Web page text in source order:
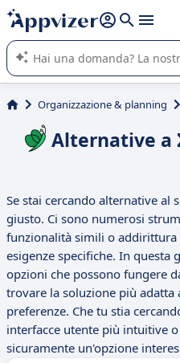
righe con
shift + enter
L'IA di Appvizer vi guida
software SaaS per la vostra
Organizzazione & planning
Alternative a
Se stai cercando alternative al
giusto. Ci sono numerosi
funzionalità simili o addirittura
esigenze specifiche. In questa
opzioni che possono fungere
trovare la soluzione più adatta
preferenze. Che tu stia
interfacce utente più intuitive
sicuramente un'opzione